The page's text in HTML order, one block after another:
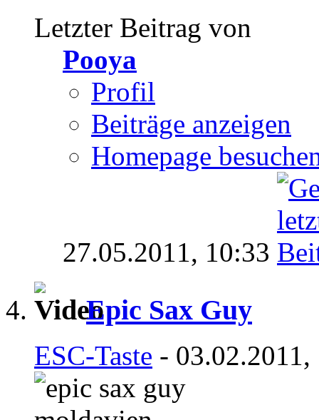
Letzter Beitrag von
Pooya
Profil
Beiträge anzeigen
Homepage
27.05.2011, 10:33
Epic Sax Guy
ESC-Taste -